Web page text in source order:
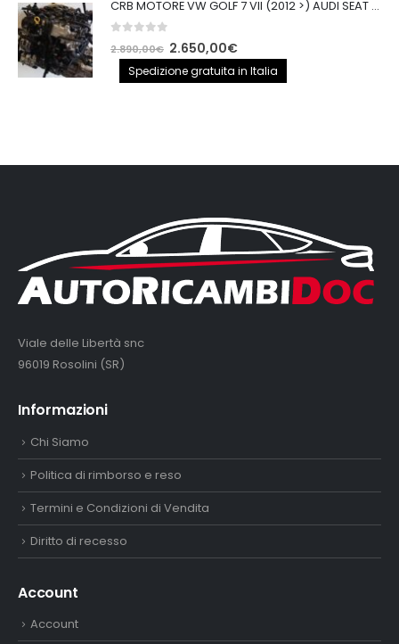
CRB MOTORE VW GOLF 7 VII (2012 >) AUDI SEAT 2.0TDI 150CV CRB IMPIANTO BOSCH
out of 5
2.890,00€ Il
prezzo
originale
2.650,00€Il
prezzo
attuale
Spedizione gratuita in Italia
Viale delle Libertà snc
96019 Rosolini (SR)
Informazioni
Chi Siamo
Politica di rimborso e reso
Termini e Condizioni di Vendita
Diritto di recesso
Account
Account